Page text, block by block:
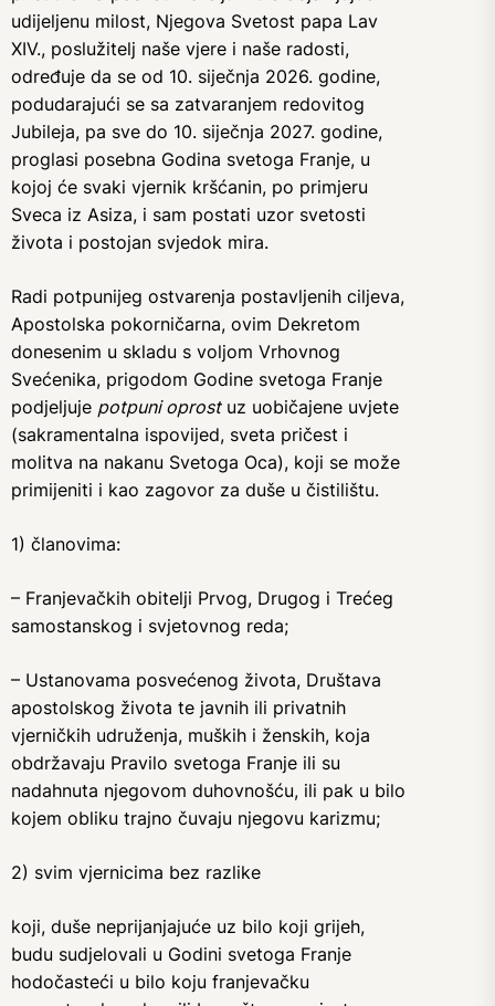
udijeljenu milost, Njegova Svetost papa Lav
XIV., poslužitelj naše vjere i naše radosti,
određuje da se od 10. siječnja 2026. godine,
podudarajući se sa zatvaranjem redovitog
Jubileja, pa sve do 10. siječnja 2027. godine,
proglasi posebna Godina svetoga Franje, u
kojoj će svaki vjernik kršćanin, po primjeru
Sveca iz Asiza, i sam postati uzor svetosti
života i postojan svjedok mira.
Radi potpunijeg ostvarenja postavljenih ciljeva,
Apostolska pokorničarna, ovim Dekretom
donesenim u skladu s voljom Vrhovnog
Svećenika, prigodom Godine svetoga Franje
podjeljuje potpuni oprostuz uobičajene uvjete
(sakramentalna ispovijed, sveta pričest i
molitva na nakanu Svetoga Oca), koji se može
primijeniti i kao zagovor za duše u čistilištu.
1) članovima:
– Franjevačkih obitelji Prvog, Drugog i Trećeg
samostanskog i svjetovnog reda;
– Ustanovama posvećenog života, Društava
apostolskog života te javnih ili privatnih
vjerničkih udruženja, muških i ženskih, koja
obdržavaju Pravilo svetoga Franje ili su
nadahnuta njegovom duhovnošću, ili pak u bilo
kojem obliku trajno čuvaju njegovu karizmu;
2) svim vjernicima bez razlike
koji, duše neprijanjajuće uz bilo koji grijeh,
budu sudjelovali u Godini svetoga Franje
hodočasteći u bilo koju franjevačku